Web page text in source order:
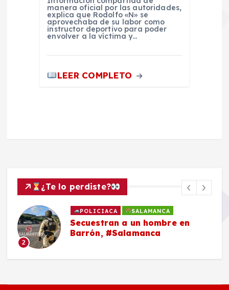
manera oficial por las autoridades,
explica que Rodolfo «N» se
aprovechaba de su labor como
instructor deportivo para poder
envolver a la víctima y…
LEER COMPLETO
¿Te lo perdiste?
2
POLICIACA SALAMANCA
Secuestran a un hombre en
Barrón, #Salamanca